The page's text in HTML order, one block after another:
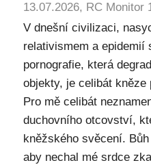
13.07.2026, RC Monitor
V dnešní civilizaci,
relativismem a
pornografie, která
objekty, je celibát
Pro mě celibát
duchovního otcovství,
kněžského svěcení.
aby nechal mé srdce